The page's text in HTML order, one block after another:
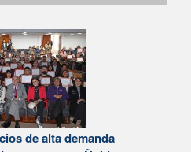
de alta demanda